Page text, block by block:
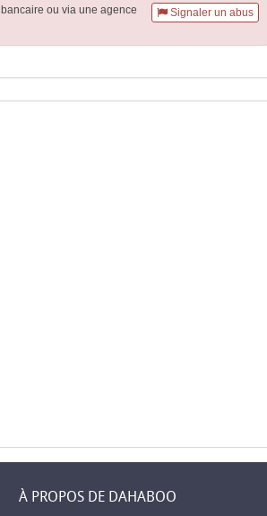
Signaler un abus
bancaire ou via une agence
À PROPOS DE DAHABOO